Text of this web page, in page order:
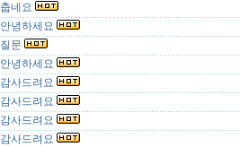
춥네요
안녕하세요
질문
안녕하세요
감사드려요
감사드려요
감사드려요
감사드려요